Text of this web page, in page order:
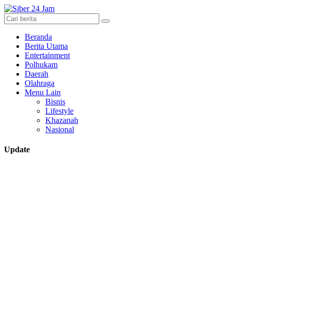
Beranda
Berita Utama
Entertainment
Polhukam
Daerah
Olahraga
Menu Lain
Bisnis
Lifestyle
Khazanah
Nasional
Update